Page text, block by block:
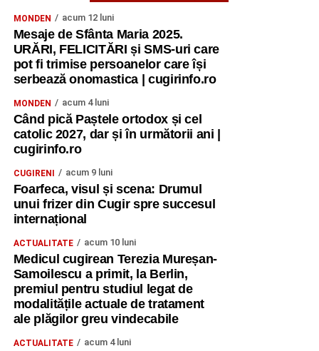
MONDEN acum 12 luni
Mesaje de Sfânta Maria 2025.
URĂRI, FELICITĂRI și SMS-uri care
pot fi trimise persoanelor care își
serbează onomastica | cugirinfo.ro
MONDEN acum 4 luni
Când pică Paștele ortodox și cel
catolic 2027, dar și în următorii ani |
cugirinfo.ro
CUGIRENI acum 9 luni
Foarfeca, visul și scena: Drumul
unui frizer din Cugir spre succesul
internațional
ACTUALITATE acum 10 luni
Medicul cugirean Terezia Mureșan-
Samoilescu a primit, la Berlin,
premiul pentru studiul legat de
modalitățile actuale de tratament
ale plăgilor greu vindecabile
ACTUALITATE acum 4 luni